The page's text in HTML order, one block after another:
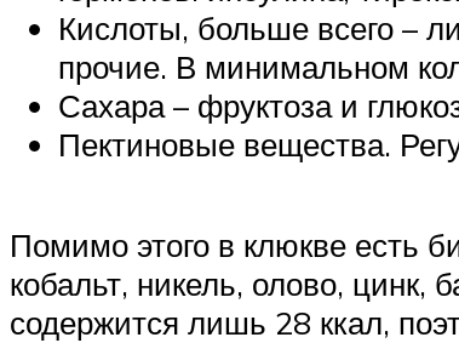
Кислоты, больше всего –
прочие. В минимальном
Сахара – фруктоза и
Пектиновые вещества.
Помимо этого в клюкве есть
кобальт, никель, олово, цинк,
содержится лишь 28 ккал,